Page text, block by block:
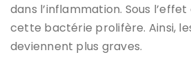
dans l’inflammation. Sous
cette bactérie prolifère. Ainsi,
deviennent plus graves.